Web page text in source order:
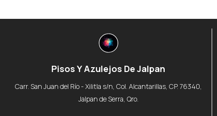
Pisos Y Azulejos De Jalpan
Carr. San Juan del Río - Xilitla s/n, Col. Alcantarillas, CP. 76340,
Jalpan de Serra, Qro.